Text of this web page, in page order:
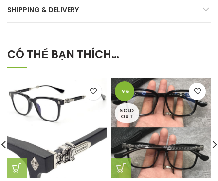
SHIPPING & DELIVERY
CÓ THỂ BẠN THÍCH…
-9%
SOLD
OUT